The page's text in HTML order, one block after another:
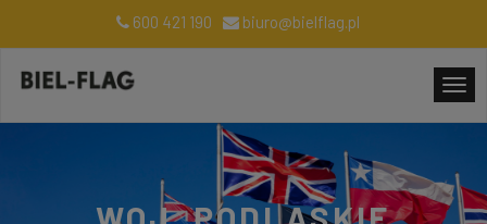
600 421 190 biuro@bielflag.pl